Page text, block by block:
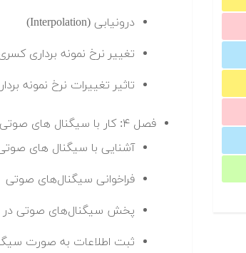
درونیابی (Interpolation)
تغییر نرخ نمونه برداری
تاثیر تغییرات نرخ نمونه
فصل ۴: کار با سیگنال های صوتی در محیط متلب
آشنایی با سیگنال های
فراخوانی سیگنال‌های صوتی
پخش سیگنال‌های صوتی
ثبت اطلاعات به صورت